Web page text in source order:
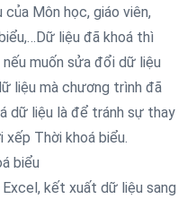
Môn học, giáo viên,
liệu đã khoá thì
muốn sửa đổi dữ liệu
liệu mà chương trình đã
dữ liệu là để tránh sự thay
Thời khoá biểu.
biểu
kết xuất dữ liệu sang